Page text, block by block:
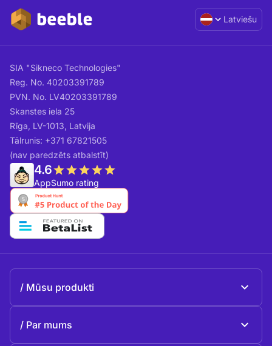
Latviešu
SIA "Sikneco Technologies"
Reg. No. 40203391789
PVN. No. LV40203391789
Skanstes iela 25
Rīga, LV-1013, Latvija
Tālrunis: +371 67821505
(nav paredzēts atbalstīt)
4.6
AppSumo rating
Mūsu produkti
Par mums